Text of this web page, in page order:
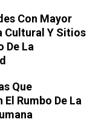
Con Mayor
Cultural Y Sitios
De La
Que
El Rumbo De La